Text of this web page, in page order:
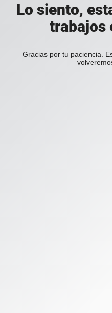
Lo siento,
trabajos
Gracias por tu paciencia.